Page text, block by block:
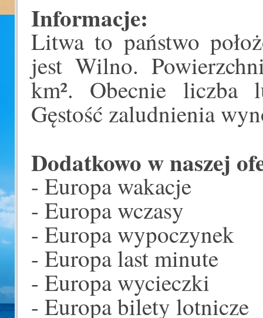
Informacje:
Litwa to państwo
jest Wilno.
km². Obecnie
Gęstość zaludnienia
Dodatkowo w naszej
- Europa wakacje
- Europa wczasy
- Europa wypoczynek
- Europa last minute
- Europa wycieczki
- Europa bilety lotnicze